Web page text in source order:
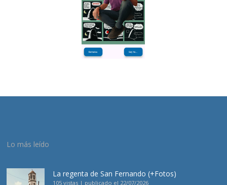
Lo más leído
La regenta de San Fernando (+Fotos)
105 vistas | publicado el 22/07/2026